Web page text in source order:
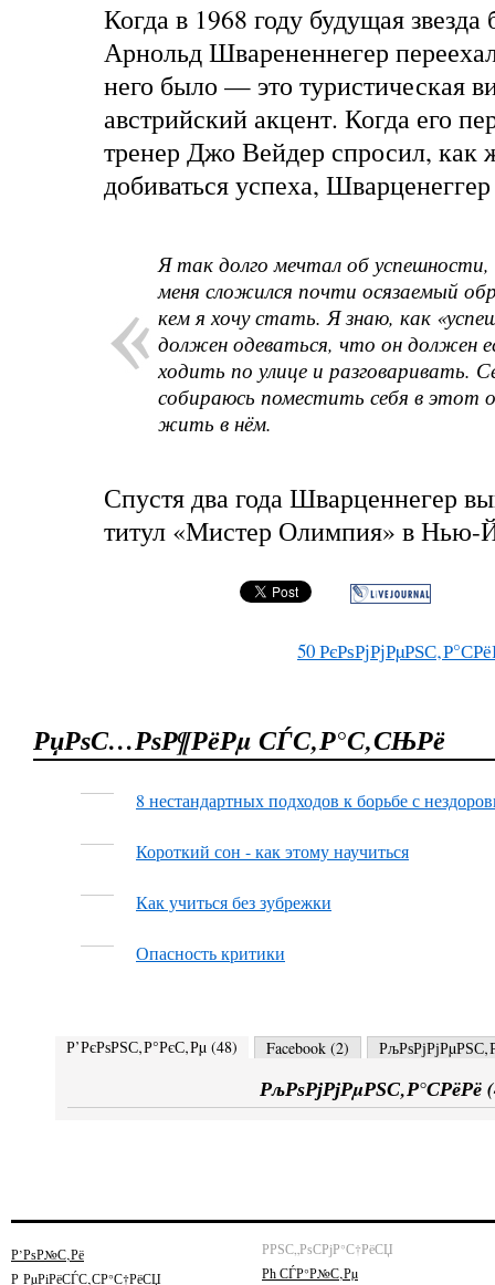
Когда в 1968 году будущая звезда
Арнольд Шварененнегер
него было — это туристическая
австрийский акцент. Когда его
тренер Джо Вейдер спросил, как
добиваться успеха,
Я так долго мечтал об
меня сложился почти осязаемый
кем я хочу стать. Я знаю, как
должен одеваться, что он должен
ходить по улице и разговаривать.
собираюсь поместить себя в этот
жить в нём.
Спустя два года Шварценнегер
титул «Мистер Олимпия» в Нью-
50
РџРѕС…РѕР¶РёРµ СЃС‚Р°С‚СЊРё
8 нестандартных подходов к борьбе с
Короткий сон - как этому научиться
Как учиться без зубрежки
Опасность критики
Р’РєРѕРЅС‚Р°РєС‚Рµ (48) Facebook (2)
РљРѕРјРјРµРЅС‚Р°СРёРё (
Р’РѕР№С‚Рё
Р РµРіРёСЃС‚СР°С†РёСЏ
РРЅС„РѕСРјР°С†РёСЏ
Рћ СЃР°Р№С‚Рµ